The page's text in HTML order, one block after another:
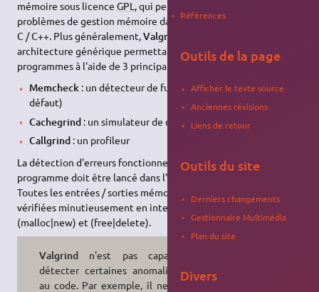
mémoire sous licenceGPL , qui permet de détecter des
problèmes de gestion mémoire dans des programmes écrits en
C / C++. Plus généralement,Valgrind
architecture générique permettant la supervisation de
programmes à l'aide de 3 principaux outils :
Memcheck : un détecteur de fuites mémoires (option par
défaut)
Cachegrind: un simulateur de caches
Callgrind: un profileur
La détection d'erreurs fonctionne de cette manière : le
programme doit être lancé dans l'environnement de Valgrind.
Toutes les entrées / sorties mémoires sont alors analysées et
vérifiées minutieusement en interceptant tous les appels à
(malloc|new) et (free|delete).
Valgrindn'est pas capable de
détecter certaines anomalies liées
au code. Par exemple, il ne permet
Références
Outils de la page
Afficher le texte source
Anciennes révisions
Liens de retour
Outils du site
Derniers changements
Gestionnaire Multimédia
Plan du site
Divers